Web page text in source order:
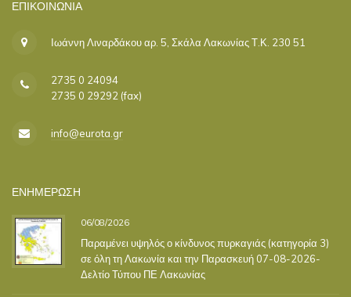
ΕΠΙΚΟΙΝΩΝΊΑ
Ιωάννη Λιναρδάκου αρ. 5, Σκάλα Λακωνίας Τ.Κ. 230 51
2735 0 24094
2735 0 29292 (fax)
info@eurota.gr
ΕΝΗΜΕΡΩΣΗ
06/08/2026
Παραμένει υψηλός ο κίνδυνος πυρκαγιάς (κατηγορία 3)
σε όλη τη Λακωνία και την Παρασκευή 07-08-2026-
Δελτίο Τύπου ΠΕ Λακωνίας